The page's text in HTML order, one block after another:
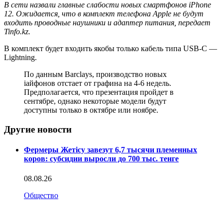
В сети назвали главные слабости новых смартфонов iPhone
12. Ожидается, что в комплект телефона Apple не будут
входить проводные наушники и адаптер питания, передает
Tinfo.kz.
В комплект будет входить якобы только кабель типа USB-C —
Lightning.
По данным Barclays, производство новых
iайфонов отстает от графина на 4-6 недель.
Предполагается, что презентация пройдет в
сентябре, однако некоторые модели будут
доступны только в октябре или ноябре.
Другие новости
Фермеры Жетісу завезут 6,7 тысячи племенных
коров: субсидии выросли до 700 тыс. тенге
08.08.26
Общество